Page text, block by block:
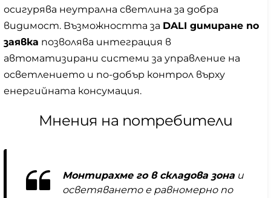
осигурява неутрална светлина за добра
видимост. Възможността за DALI димиране по
заявка позволява интеграция в
автоматизирани системи за управление на
осветлението и по-добър контрол върху
енергийната консумация.
Мнения на потребители
Монтирахме го в складова зона и
осветяването е равномерно по